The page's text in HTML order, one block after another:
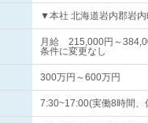
▼本社 北海道岩内郡岩
月給 215,000円～
条件に変更なし
300万円～600万円
7:30~17:00(実働8時間